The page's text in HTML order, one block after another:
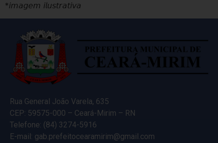
*𝘪𝘮𝘢𝘨𝘦𝘮 𝘪𝘭𝘶𝘴𝘵𝘳𝘢𝘵𝘪𝘷𝘢
Rua General João Varela, 635
CEP: 59575-000 – Ceará-Mirim – RN
Telefone: (84) 3274-5916
E-mail: gab.prefeitocearamirim@gmail.com